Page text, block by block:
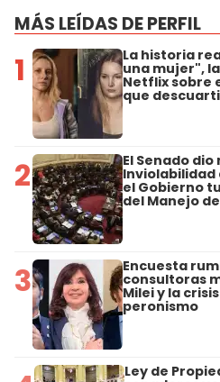
MÁS LEÍDAS DE PERFIL
1 La historia
una mujer",
Netflix sobre
que
2 El Senado
Inviolabilidad
el Gobierno
del Manejo
3 Encuesta
consultoras
Milei y la
peronismo
Ley de